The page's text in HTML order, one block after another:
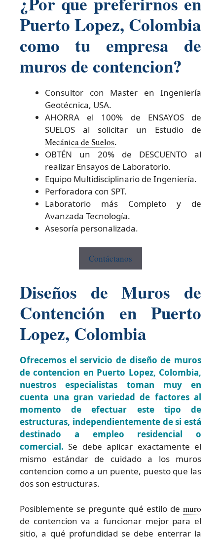
Puerto Lopez, Colombia
como tu empresa de
muros de contencion?
Consultor con Master en Ingeniería
Geotécnica, USA.
AHORRA el 100% de ENSAYOS de
SUELOS al solicitar un Estudio de
Mecánica de Suelos.
OBTÉN un 20% de DESCUENTO al
realizar Ensayos de Laboratorio.
Equipo Multidisciplinario de Ingeniería.
Perforadora con SPT.
Laboratorio más Completo y de
Avanzada Tecnología.
Asesoría personalizada.
Contáctanos
Diseños de Muros de
Contención en Puerto
Lopez, Colombia
Ofrecemos el servicio de diseño de muros
de contencion en Puerto Lopez, Colombia,
nuestros especialistas toman muy en
cuenta una gran variedad de factores al
momento de efectuar este tipo de
estructuras, independientemente de si está
destinado a empleo residencial o
comercial. Se debe aplicar exactamente el
mismo estándar de cuidado a los muros
contencion como a un puente, puesto que las
dos son estructuras.
Posiblemente se pregunte qué estilo de muro
de contencion va a funcionar mejor para el
sitio, a qué profundidad se debe enterrar la